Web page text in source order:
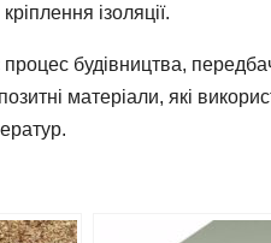
ізоляції.
будівництва,
матеріали, які